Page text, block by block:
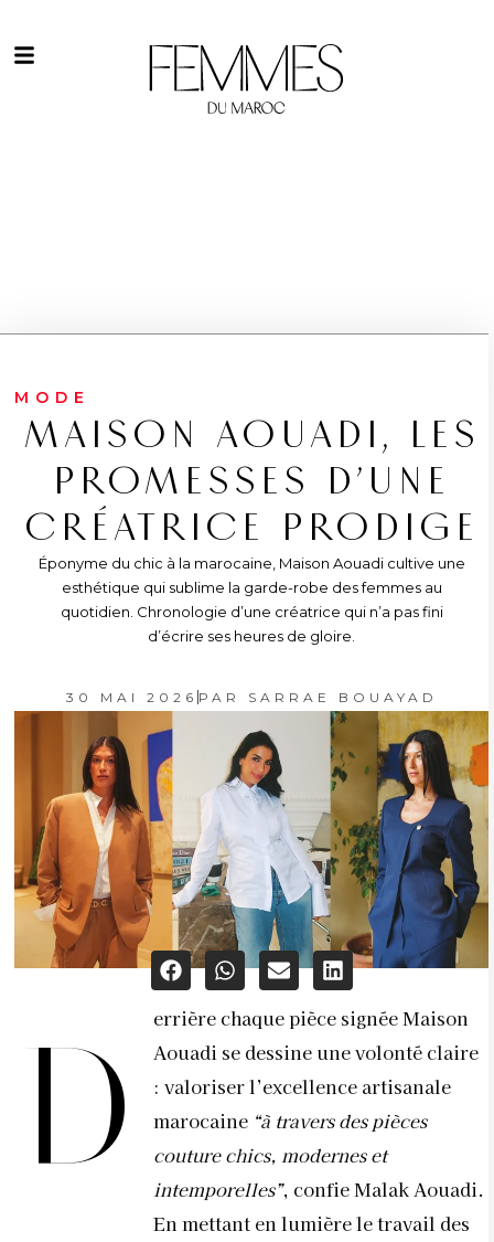
MODE
MAISON AOUADI, LES
PROMESSES D’UNE
CRÉATRICE PRODIGE
Éponyme du chic à la marocaine, Maison Aouadi cultive une
esthétique qui sublime la garde-robe des femmes au
quotidien. Chronologie d’une créatrice qui n’a pas fini
d’écrire ses heures de gloire.
30 MAI 2026 PAR SARRAE BOUAYAD
D
errière chaque pièce signée Maison
Aouadi se dessine une volonté claire
: valoriser l’excellence artisanale
marocaine “à travers des pièces
couture chics, modernes et
intemporelles”, confie Malak Aouadi.
En mettant en lumière le travail des